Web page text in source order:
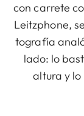
con carrete
Leitzphone,
tografía
lado: lo
altura y